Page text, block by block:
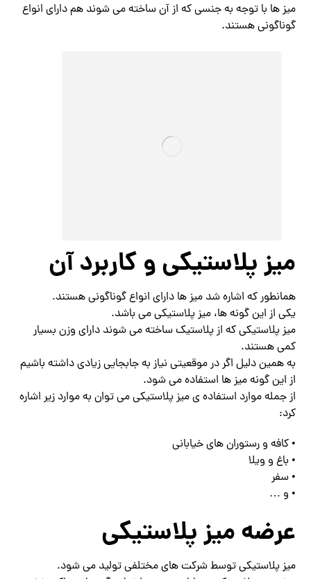
میز ها با توجه به جنسی که از آن ساخته می شوند هم دارای انواع
گوناگونی هستند.
میز پلاستیکی و کاربرد آن
همانطور که اشاره شد میز ها دارای انواع گوناگونی هستند.
یکی از این گونه ها، میز پلاستیکی می باشد.
میز پلاستیکی که از پلاستیک ساخته می شوند دارای وزن بسیار
کمی هستند.
به همین دلیل اگر در موقعیتی نیاز به جابجایی زیادی داشته باشیم
از این گونه میز ها استفاده می شود.
از جمله موارد استفاده ی میز پلاستیکی می توان به موارد زیر اشاره
کرد:
• کافه و رستوران های خیابانی
• باغ و ویلا
• سفر
• و …
عرضه میز پلاستیکی
میز پلاستیکی توسط شرکت های مختلفی تولید می شود.